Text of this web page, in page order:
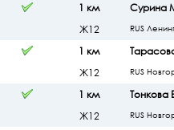
1 км
Ж12
Сурина
RUS
1 км
Ж12
RUS
1 км
Ж12
Тонкова
RUS